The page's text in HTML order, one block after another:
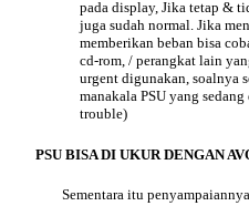
pada display, Jika tetap &
juga sudah normal. Jika
memberikan beban bisa
cd-rom, / perangkat lain
urgent digunakan, soalnya
manakala PSU yang
trouble)
PSU BISA DI UKUR DENGAN
Sementara itu